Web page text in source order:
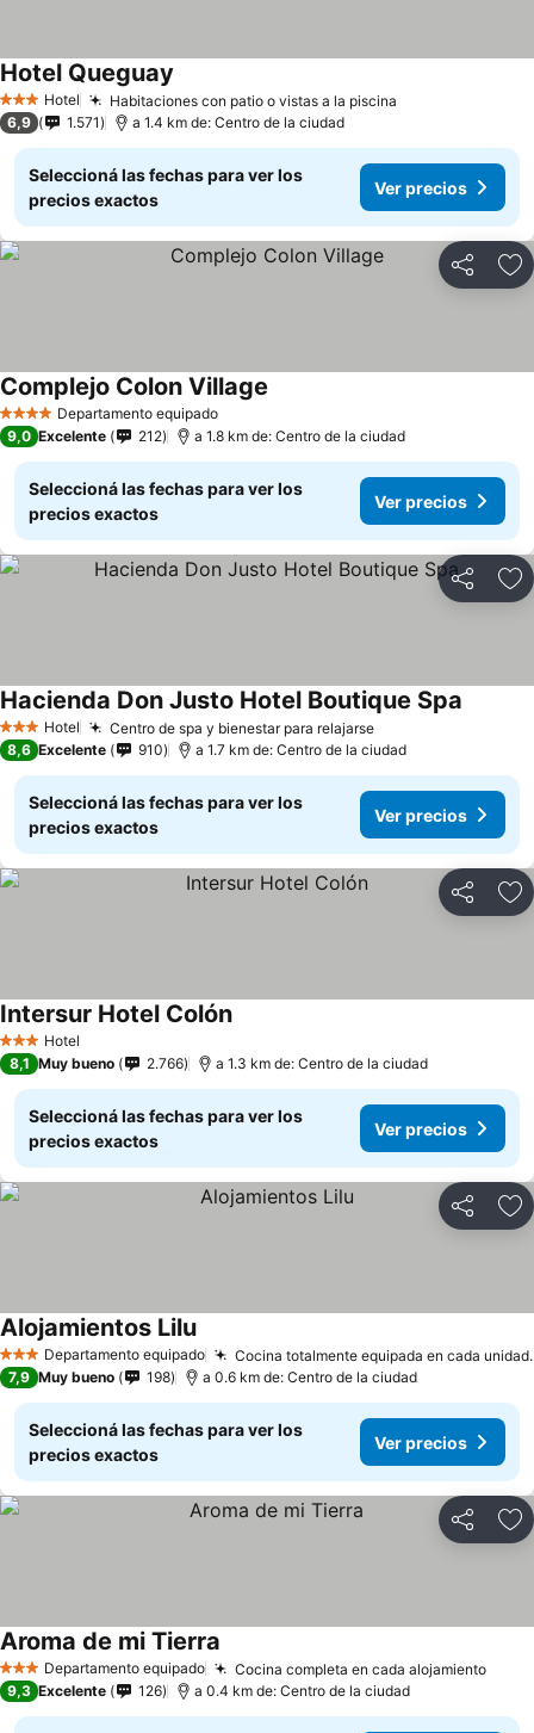
3 Estrellas
Hotel Habitaciones con patio o vistas a la piscina
Hotel Queguay
6,9 1.571 a 1.4 km de: Centro de la ciudad
Seleccioná las fechas para ver los
precios exactos
Ver precios
Compartir
4 EstrellasDepartamento equipado
Complejo Colon Village
9,0 Excelente 212 a 1.8 km de: Centro de la ciudad
Seleccioná las fechas para ver los
precios exactos
Ver precios
Compartir
3 Estrellas
Hotel Centro de spa y bienestar para relajarseVer precios
Hacienda Don Justo Hotel Boutique Spa
8,6 Excelente 910 a 1.7 km de: Centro de la ciudad
Seleccioná las fechas para ver los
precios exactos
Ver precios
Compartir
3 Estrellas
Hotel
Intersur Hotel ColónVer precios
8,1 Muy bueno 2.766 a 1.3 km de: Centro de la ciudad
Seleccioná las fechas para ver los
precios exactos
Ver precios
Compartir
3 EstrellasDepartamento equipado Cocina totalmente equipada en cada unidad.
Alojamientos LiluVer precios
7,9 Muy bueno 198 a 0.6 km de: Centro de la ciudad
Seleccioná las fechas para ver los
precios exactos
Ver precios
Compartir
3 EstrellasDepartamento equipado Cocina completa en cada alojamientoVer
Aroma de mi Tierra
9,3 Excelente 126 a 0.4 km de: Centro de la ciudad